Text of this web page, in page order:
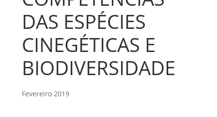
DAS ESPÉCIES
CINEGÉTICAS E
BIODIVERSIDADE
Fevereiro 2019